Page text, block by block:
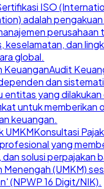
ISO
adalah
perusahaan
keselamatan, dan
global.
KeuanganAudit
dan
entitas yang dilakukan
untuk memberikan
keuangan.
UMKMKonsultasi
yang
solusi perpajakan
Menengah (UMKM)
(NPWP 16 Digit/NIK).